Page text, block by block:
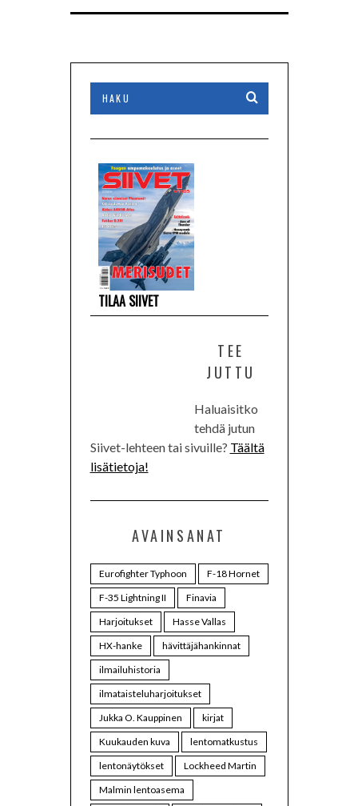
TILAA SIIVET
TEE
JUTTU
Haluaisitko
tehdä jutun
Siivet-lehteen tai sivuille? Täältä
lisätietoja!
AVAINSANAT
Eurofighter Typhoon
F-18 Hornet
F-35 Lightning II
Finavia
Harjoitukset
Hasse Vallas
HX-hanke
hävittäjähankinnat
ilmailuhistoria
ilmataisteluharjoitukset
Jukka O. Kauppinen
kirjat
Kuukauden kuva
lentomatkustus
lentonäytökset
Lockheed Martin
Malmin lentoasema